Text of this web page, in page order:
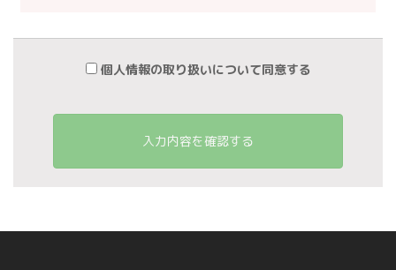
電話番号 ： 03-3222-9300
3. 個人情報の利用目的
る個人情報の利用目的は、次の通りといたしま
①保有個人データ（直接書面取得の場合の個人
情報）
個人情報の取り扱いについて同意する
入力内容を確認する